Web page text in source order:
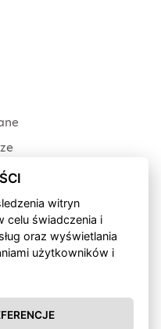
witryn
celu świadczenia i
oraz wyświetlania
użytkowników i
PREFERENCJE